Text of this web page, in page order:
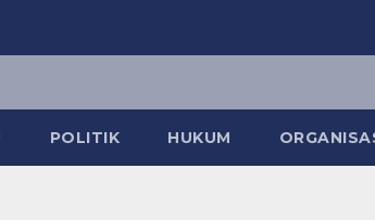
POLITIK HUKUM